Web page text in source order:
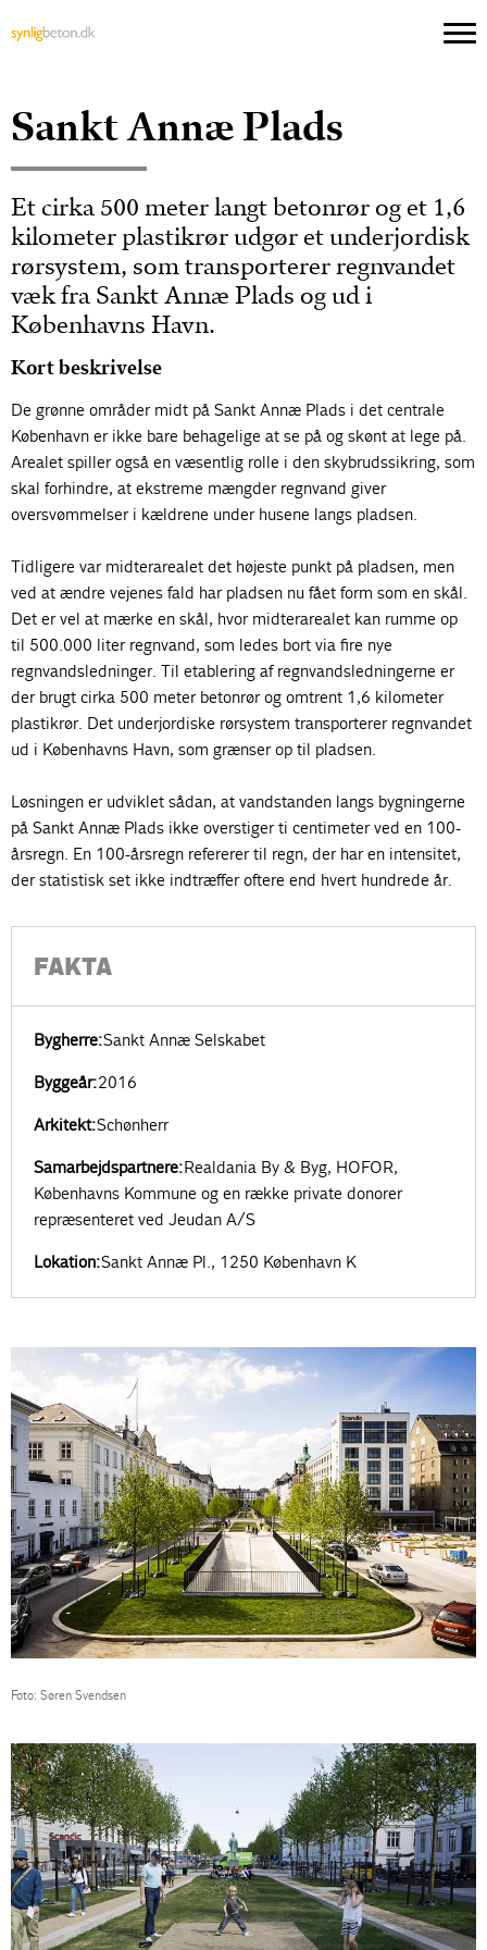
Sankt Annæ Plads
Et cirka 500 meter langt betonrør og et 1,6
kilometer plastikrør udgør et underjordisk
rørsystem, som transporterer regnvandet
væk fra Sankt Annæ Plads og ud i
Københavns Havn.
Kort beskrivelse
De grønne områder midt på Sankt Annæ Plads i det centrale
København er ikke bare behagelige at se på og skønt at lege på.
Arealet spiller også en væsentlig rolle i den skybrudssikring, som
skal forhindre, at ekstreme mængder regnvand giver
oversvømmelser i kældrene under husene langs pladsen.
Tidligere var midterarealet det højeste punkt på pladsen, men
ved at ændre vejenes fald har pladsen nu fået form som en skål.
Det er vel at mærke en skål, hvor midterarealet kan rumme op
til 500.000 liter regnvand, som ledes bort via fire nye
regnvandsledninger. Til etablering af regnvandsledningerne er
der brugt cirka 500 meter betonrør og omtrent 1,6 kilometer
plastikrør. Det underjordiske rørsystem transporterer regnvandet
ud i Københavns Havn, som grænser op til pladsen.
Løsningen er udviklet sådan, at vandstanden langs bygningerne
på Sankt Annæ Plads ikke overstiger ti centimeter ved en 100-
årsregn. En 100-årsregn refererer til regn, der har en intensitet,
der statistisk set ikke indtræffer oftere end hvert hundrede år.
FAKTA
Bygherre:Sankt Annæ Selskabet
Byggeår:2016
Arkitekt:Schønherr
Samarbejdspartnere:Realdania By & Byg, HOFOR,
Københavns Kommune og en række private donorer
repræsenteret ved Jeudan A/S
Lokation:Sankt Annæ Pl., 1250 København K
Foto: Søren Svendsen